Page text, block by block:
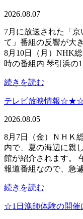
2026.08.07
7月に放送された「
て」番組の反響が大
8月10日（月）NHK
時の番組内 琴引浜
続きを読む
テレビ放映情報
2026.08.05
8月7日（金）ＮＨＫ
内で、夏の海辺に親
館が紹介されます。
報道番組なので、急
続きを読む
☆1日漁師体験の開催